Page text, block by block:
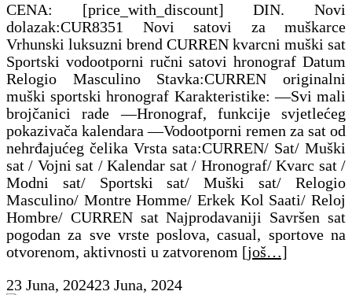
CENA: [price_with_discount] DIN. Novi
dolazak:CUR8351 Novi satovi za muškarce
Vrhunski luksuzni brend CURREN kvarcni muški sat
Sportski vodootporni ručni satovi hronograf Datum
Relogio Masculino Stavka:CURREN originalni
muški sportski hronograf Karakteristike: —Svi mali
brojčanici rade —Hronograf, funkcije svjetlećeg
pokazivača kalendara —Vodootporni remen za sat od
nehrđajućeg čelika Vrsta sata:CURREN/ Sat/ Muški
sat / Vojni sat / Kalendar sat / Hronograf/ Kvarc sat /
Modni sat/ Sportski sat/ Muški sat/ Relogio
Masculino/ Montre Homme/ Erkek Kol Saati/ Reloj
Hombre/ CURREN sat Najprodavaniji Savršen sat
pogodan za sve vrste poslova, casual, sportove na
otvorenom, aktivnosti u zatvorenom [još…]
23 Juna, 202423 Juna, 2024